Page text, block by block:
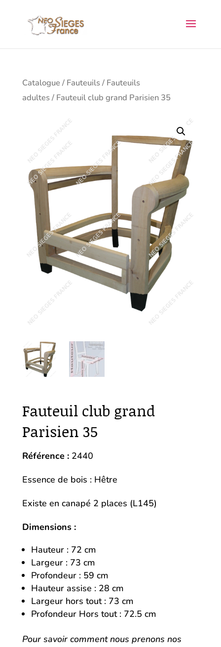
Catalogue / Fauteuils/ Fauteuils
adultes/ Fauteuil club grand Parisien 35
Fauteuil club grand
Parisien 35
Référence :2440
Essence de bois : Hêtre
Existe en canapé 2 places (L145)
Dimensions :
Hauteur : 72 cm
Largeur : 73 cm
Profondeur : 59 cm
Hauteur assise : 28 cm
Largeur hors tout : 73 cm
Profondeur Hors tout : 72.5 cm
Pour savoir comment nous prenons nos